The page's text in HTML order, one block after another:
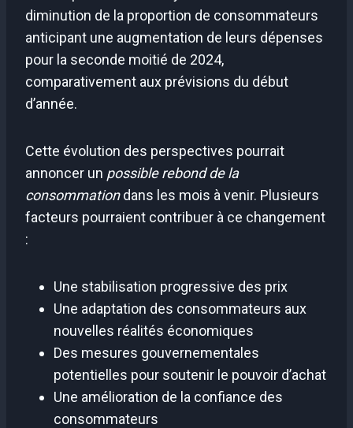
diminution de la proportion de consommateurs
anticipant une augmentation de leurs dépenses
pour la seconde moitié de 2024,
comparativement aux prévisions du début
d’année.
Cette évolution des perspectives pourrait
annoncer un possible rebond de la
consommationdans les mois à venir. Plusieurs
facteurs pourraient contribuer à ce changement
:
Une stabilisation progressive des prix
Une adaptation des consommateurs aux
nouvelles réalités économiques
Des mesures gouvernementales
potentielles pour soutenir le pouvoir d’achat
Une amélioration de la confiance des
consommateurs